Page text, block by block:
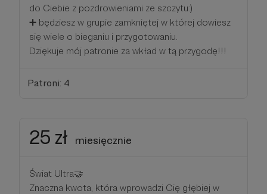
do Ciebie z pozdrowieniami ze szczytu:)
➕ będziesz w grupie zamkniętej w której dowiesz
się wiele o bieganiu i przygotowaniu.
Dziękuje mój patronie za wkład w tą przygodę!!!
Patroni: 4
25 zł miesięcznie
Świat Ultra🤝
Znaczna kwota, która wprowadzi Cię głębiej w